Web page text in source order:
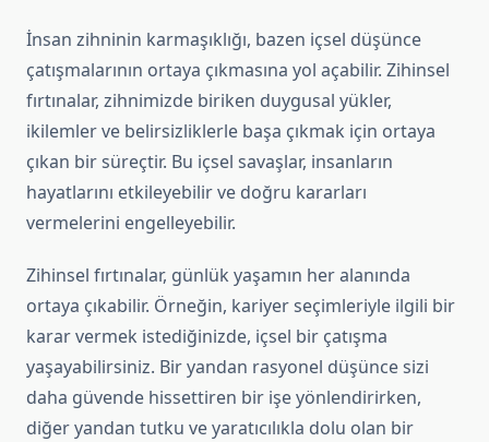
İnsan zihninin karmaşıklığı, bazen içsel düşünce
çatışmalarının ortaya çıkmasına yol açabilir. Zihinsel
fırtınalar, zihnimizde biriken duygusal yükler,
ikilemler ve belirsizliklerle başa çıkmak için ortaya
çıkan bir süreçtir. Bu içsel savaşlar, insanların
hayatlarını etkileyebilir ve doğru kararları
vermelerini engelleyebilir.
Zihinsel fırtınalar, günlük yaşamın her alanında
ortaya çıkabilir. Örneğin, kariyer seçimleriyle ilgili bir
karar vermek istediğinizde, içsel bir çatışma
yaşayabilirsiniz. Bir yandan rasyonel düşünce sizi
daha güvende hissettiren bir işe yönlendirirken,
diğer yandan tutku ve yaratıcılıkla dolu olan bir